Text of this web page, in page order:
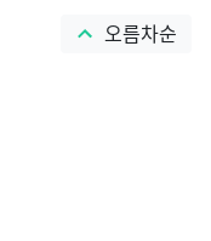
오름차순